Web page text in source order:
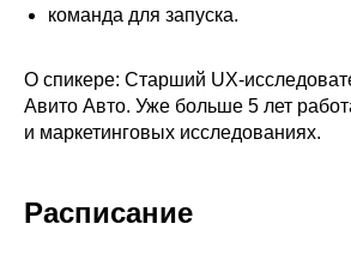
команда для запуска.
О спикере: Старший UX-
Авито Авто. Уже больше 5 лет
и маркетинговых исследованиях.
Расписание